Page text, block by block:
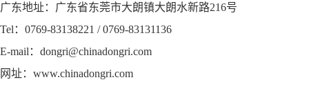
广东地址：广东省东莞市大朗镇大朗水新路216号
Tel：0769-83138221 / 0769-83131136
E-mail：dongri@chinadongri.com
网址：www.chinadongri.com